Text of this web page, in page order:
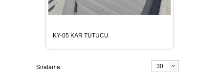
KY-05 KAR TUTUCU
Sıralama: 30